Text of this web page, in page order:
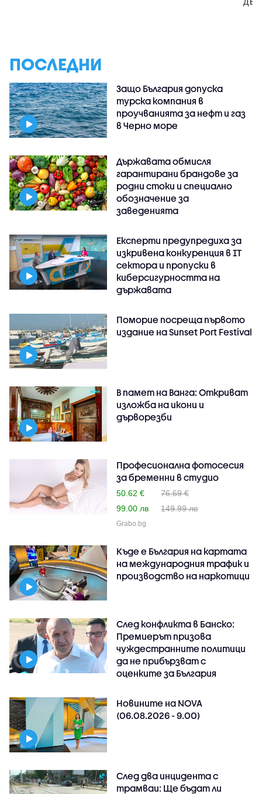
ПОСЛЕДНИ
Защо България допуска
турска компания в
проучванията за нефт и газ
в Черно море
Държавата обмисля
гарантирани брандове за
родни стоки и специално
обозначение за
заведенията
Експерти предупредиха за
изкривена конкуренция в IT
сектора и пропуски в
киберсигурността на
държавата
Поморие посреща първото
издание на Sunset Port Festival
В памет на Ванга: Откриват
изложба на икони и
дърворезби
Професионална фотосесия
за бременни в студио
50.62 €
76.69 €
99.00 лв
149.99 лв
Grabo.bg
Къде е България на картата
на международния трафик и
производство на наркотици
След конфликта в Банско:
Премиерът призова
чуждестранните политици
да не прибързват с
оценките за България
Новините на NOVA
(06.08.2026 - 9.00)
След два инцидента с
трамваи: Ще бъдат ли